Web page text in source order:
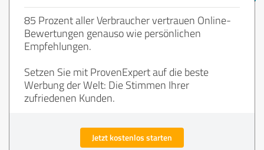
85 Prozent aller Verbraucher vertrauen Online-
Bewertungen genauso wie persönlichen
Empfehlungen.
Setzen Sie mit ProvenExpert auf die beste
Werbung der Welt: Die Stimmen Ihrer
zufriedenen Kunden.
Jetzt kostenlos starten